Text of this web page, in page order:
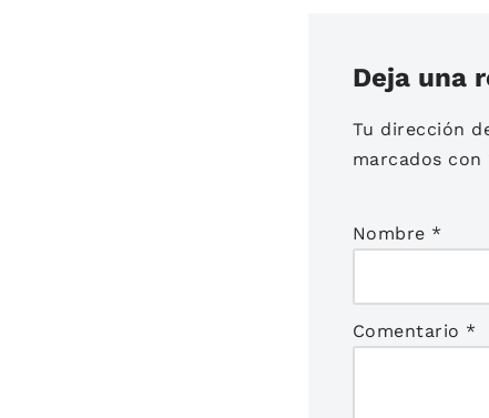
Deja una
Tu dirección
marcados con
Nombre *
Comentario *